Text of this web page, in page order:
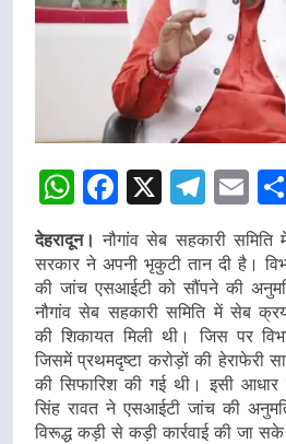
WhatsApp
Facebook
X
देहरादून। नौगांव सेब सहकारी
सरकार ने अपनी भृकुटी तान दी है।
की जांच एसआईटी को सौंपने की
नौगांव सेब सहकारी समिति में सेब
की शिकायत मिली थी। जिस पर
जिसमें प्रथमदृष्टा करोड़ों की हेराफेरी
की सिफारिश की गई थी। इसी आधार
सिंह रावत ने एसआईटी जांच की
विरूद्ध कड़ी से कड़ी कार्रवाई की जा